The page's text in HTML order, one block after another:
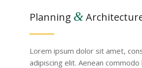
Planning &
Lorem ipsum dolor sit amet,
adipiscing elit. Aenean